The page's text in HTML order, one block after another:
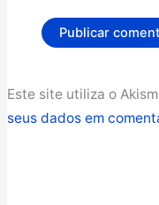
Este site utiliza o
seus dados em